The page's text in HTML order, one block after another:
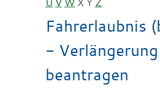
Fahrerlaubnis
- Verlängerung
beantragen